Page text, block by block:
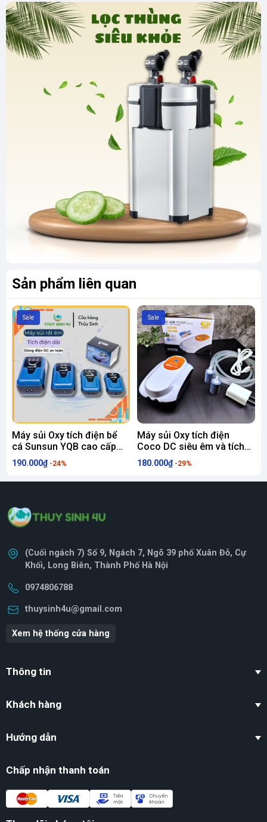
Sản phẩm liên quan
Sale
Máy sủi Oxy tích điện bể
cá Sunsun YQB cao cấp
siêu êm
190.000₫ -24%
Sale
Máy sủi Oxy tích điện
Coco DC siêu êm và tích
điện lâu
180.000₫ -29%
(Cuối ngách 7) Số 9, Ngách 7, Ngõ 39 phố Xuân Đỗ, Cự
Khối, Long Biên, Thành Phố Hà Nội
0974806788
thuysinh4u@gmail.com
Xem hệ thống cửa hàng
Thông tin
Khách hàng
Hướng dẫn
Chấp nhận thanh toán